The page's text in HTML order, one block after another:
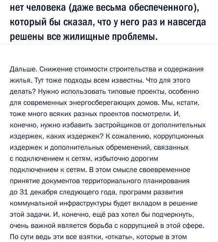
нет человека (даже весьма обеспеченного),
который бы сказал, что у него раз и навсегда
решены все жилищные проблемы.
Дальше. Снижение стоимости строительства и содержания
жилья. Тут тоже подходы всем известны. Что для этого
делать? Нужно использовать типовые проекты, особенно
для современных энергосберегающих домов. Мы, кстати,
тоже много всяких разных проектов посмотрели. И,
конечно, нужно избавить застройщиков от дополнительных
издержек, каких издержек? К сожалению, коррупционных
издержек и дополнительных обременений, связанных
с подключением к сетям, избыточно дорогим
подключением к сетям. В этом смысле своевременное
принятие документов территориального планирования
до 31 декабря следующего года, программ развития
коммунальной инфраструктуры будет вкладом в решение
этой задачи. И, конечно, ещё раз хотел бы подчеркнуть,
очень важной является борьба с коррупцией в этой сфере.
По сути ведь эти все взятки, «откаты», которые в этом